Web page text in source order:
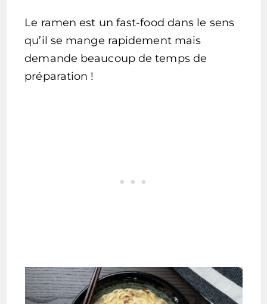
Le ramen est un fast-food dans le sens
qu’il se mange rapidement mais
demande beaucoup de temps de
préparation !